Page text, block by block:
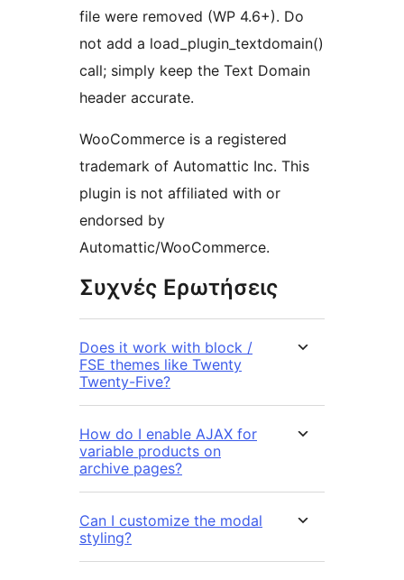
file were removed (WP 4.6+). Do
not add a load_plugin_textdomain()
call; simply keep the Text Domain
header accurate.
WooCommerce is a registered
trademark of Automattic Inc. This
plugin is not affiliated with or
endorsed by
Automattic/WooCommerce.
Συχνές Ερωτήσεις
Does it work with block /
FSE themes like Twenty
Twenty-Five?
How do I enable AJAX for
variable products on
archive pages?
Can I customize the modal
styling?